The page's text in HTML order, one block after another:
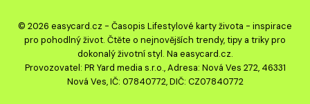
© 2026 easycard.cz - Časopis Lifestylové karty života - inspirace
pro pohodlný život. Čtěte o nejnovějších trendy, tipy a triky pro
dokonalý životní styl. Na easycard.cz.
Provozovatel: PR Yard media s.r.o., Adresa: Nová Ves 272, 46331
Nová Ves, IČ: 07840772, DIČ: CZ07840772